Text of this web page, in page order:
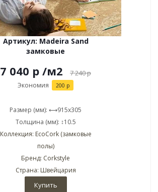
Артикул: Madeira Sand
замковые
7 040 р /м2 7 240р
Экономия 200 р
Размер (мм): ⟷915x305
Толщина (мм): ↕10.5
Коллекция: EcoCork (замковые
полы)
Бренд: Corkstyle
Страна: Швейцария
Купить